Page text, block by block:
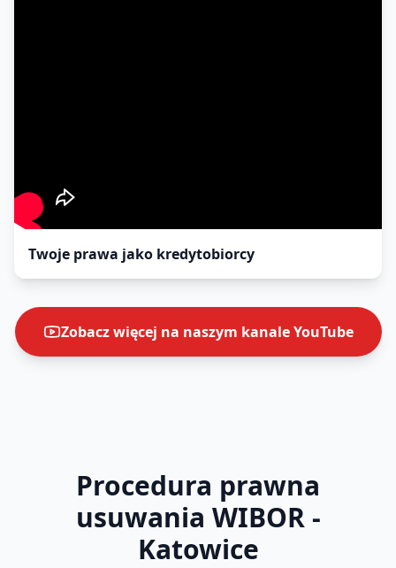
Twoje prawa jako kredytobiorcy
Zobacz więcej na naszym kanale YouTube
Procedura prawna
usuwania WIBOR -
Katowice